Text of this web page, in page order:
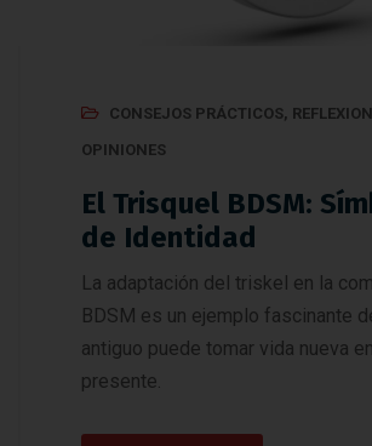
CONSEJOS PRÁCTICOS,
OPINIONES
El Trisquel BDSM:
de Identidad
La adaptación del triskel en la
BDSM es un ejemplo fascinante
antiguo puede tomar vida nueva
presente.